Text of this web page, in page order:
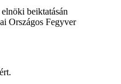
beiktatásán
Országos Fegyver